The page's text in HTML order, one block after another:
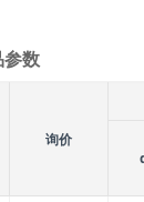
参数
询价